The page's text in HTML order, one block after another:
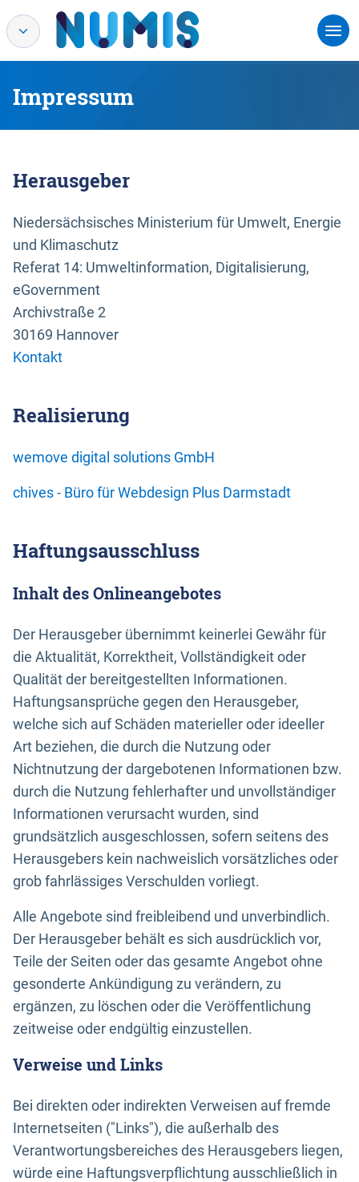
Impressum
Herausgeber
Niedersächsisches Ministerium für Umwelt, Energie
und Klimaschutz
Referat 14: Umweltinformation, Digitalisierung,
eGovernment
Archivstraße 2
30169 Hannover
Kontakt
Realisierung
wemove digital solutions GmbH
chives - Büro für Webdesign Plus Darmstadt
Haftungsausschluss
Inhalt des Onlineangebotes
Der Herausgeber übernimmt keinerlei Gewähr für
die Aktualität, Korrektheit, Vollständigkeit oder
Qualität der bereitgestellten Informationen.
Haftungsansprüche gegen den Herausgeber,
welche sich auf Schäden materieller oder ideeller
Art beziehen, die durch die Nutzung oder
Nichtnutzung der dargebotenen Informationen bzw.
durch die Nutzung fehlerhafter und unvollständiger
Informationen verursacht wurden, sind
grundsätzlich ausgeschlossen, sofern seitens des
Herausgebers kein nachweislich vorsätzliches oder
grob fahrlässiges Verschulden vorliegt.
Alle Angebote sind freibleibend und unverbindlich.
Der Herausgeber behält es sich ausdrücklich vor,
Teile der Seiten oder das gesamte Angebot ohne
gesonderte Ankündigung zu verändern, zu
ergänzen, zu löschen oder die Veröffentlichung
zeitweise oder endgültig einzustellen.
Verweise und Links
Bei direkten oder indirekten Verweisen auf fremde
Internetseiten ("Links"), die außerhalb des
Verantwortungsbereiches des Herausgebers liegen,
würde eine Haftungsverpflichtung ausschließlich in